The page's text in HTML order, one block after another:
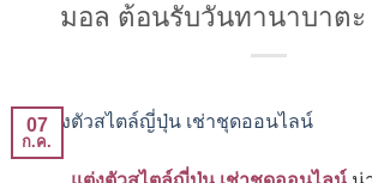
มอล ต้อนรับวันทานาบาตะ
07
ก.ค.